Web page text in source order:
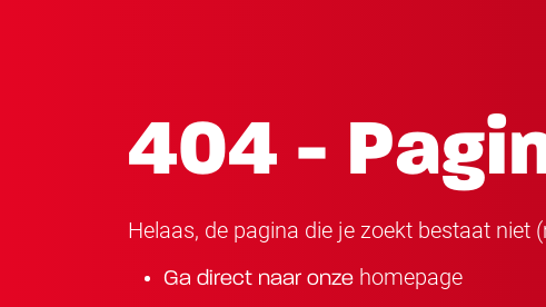
404 -
Helaas, de pagina die je zoekt bestaat niet
Ga direct naar onze homepage